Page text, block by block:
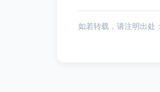
如若转载，请注明出